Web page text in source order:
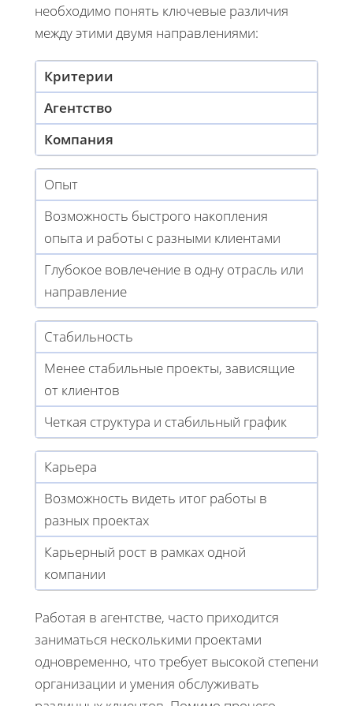
необходимо понять ключевые различия
между этими двумя направлениями:
Критерии
Агентство
Компания
Опыт
Возможность быстрого накопления
опыта и работы с разными клиентами
Глубокое вовлечение в одну отрасль или
направление
Стабильность
Менее стабильные проекты, зависящие
от клиентов
Четкая структура и стабильный график
Карьера
Возможность видеть итог работы в
разных проектах
Карьерный рост в рамках одной
компании
Работая в агентстве, часто приходится
заниматься несколькими проектами
одновременно, что требует высокой степени
организации и умения обслуживать